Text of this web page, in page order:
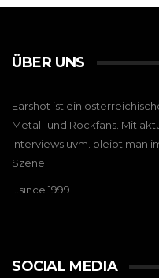
ÜBER UNS
Earshot ist ein
Metal- und Rockfans. Mit
Interviews uvm. bleibt man
Szene.
…since 1999
SOCIAL MEDIA